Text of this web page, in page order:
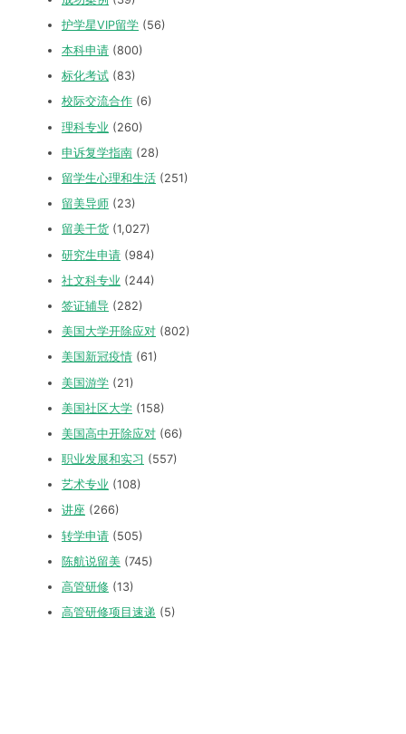
护学星VIP留学 (56)
本科申请 (800)
标化考试 (83)
校际交流合作 (6)
理科专业 (260)
申诉复学指南 (28)
留学生心理和生活 (251)
留美导师 (23)
留美干货 (1,027)
研究生申请 (984)
社文科专业 (244)
签证辅导 (282)
美国大学开除应对 (802)
美国新冠疫情 (61)
美国游学 (21)
美国社区大学 (158)
美国高中开除应对 (66)
职业发展和实习 (557)
艺术专业 (108)
讲座 (266)
转学申请 (505)
陈航说留美 (745)
高管研修 (13)
高管研修项目速递 (5)